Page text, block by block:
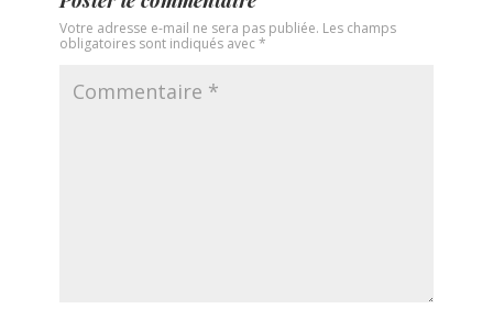
Votre adresse e-mail ne sera pas publiée. Les champs
obligatoires sont indiqués avec*